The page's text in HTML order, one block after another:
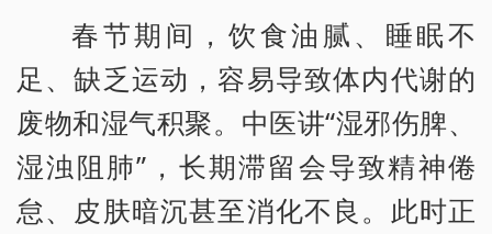
春节期间，饮食油腻、睡眠不
足、缺乏运动，容易导致体内代谢的
废物和湿气积聚。中医讲“湿邪伤脾、
湿浊阻肺”，长期滞留会导致精神倦
怠、皮肤暗沉甚至消化不良。此时正